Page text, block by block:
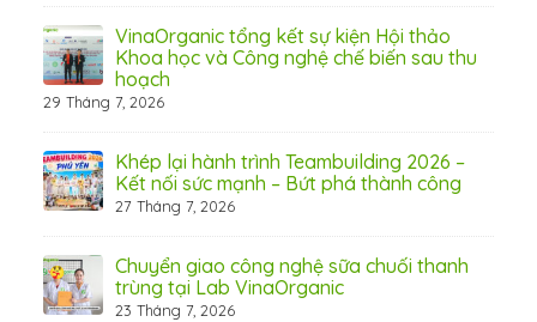
VinaOrganic tổng kết sự kiện Hội thảo
Khoa học và Công nghệ chế biến sau thu
hoạch
29 Tháng 7, 2026
Khép lại hành trình Teambuilding 2026 –
Kết nối sức mạnh – Bứt phá thành công
27 Tháng 7, 2026
Chuyển giao công nghệ sữa chuối thanh
trùng tại Lab VinaOrganic
23 Tháng 7, 2026